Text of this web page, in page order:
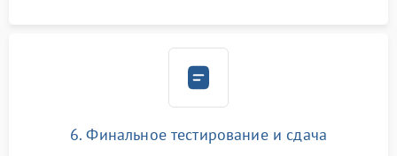
6. Финальное тестирование и сдача